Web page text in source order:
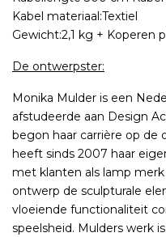
Kabel materiaal:Textiel
Gewicht:2,1 kg + Koperen
De ontwerpster:
Monika Mulder is een
afstudeerde aan Design
begon haar carrière op de
heeft sinds 2007 haar
met klanten als lamp
ontwerp de sculpturale
vloeiende functionaliteit
speelsheid. Mulders werk